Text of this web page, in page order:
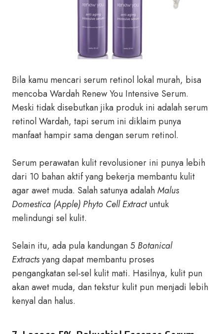
Bila kamu mencari serum retinol lokal murah, bisa
mencoba Wardah Renew You Intensive Serum.
Meski tidak disebutkan jika produk ini adalah serum
retinol Wardah, tapi serum ini diklaim punya
manfaat hampir sama dengan serum retinol.
Serum perawatan kulit revolusioner ini punya lebih
dari 10 bahan aktif yang bekerja membantu kulit
agar awet muda. Salah satunya adalahMalus
Domestica (Apple) Phyto Cell Extractuntuk
melindungi sel kulit.
Selain itu, ada pula kandungan 5 Botanical
Extractsyang dapat membantu proses
pengangkatan sel-sel kulit mati. Hasilnya, kulit pun
akan awet muda, dan tekstur kulit pun menjadi lebih
kenyal dan halus.